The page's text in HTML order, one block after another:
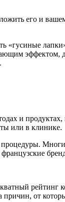
его и
«гусиные
эффектом,
и продуктах,
или в клинике.
процедуры.
рейтинг
от